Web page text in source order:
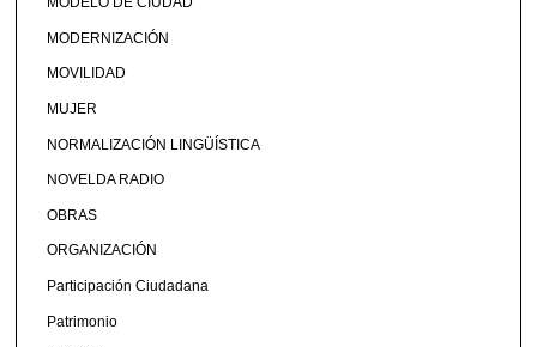
MODERNIZACIÓN
MOVILIDAD
MUJER
NORMALIZACIÓN LINGÜÍSTICA
NOVELDA RADIO
OBRAS
ORGANIZACIÓN
Participación Ciudadana
Patrimonio